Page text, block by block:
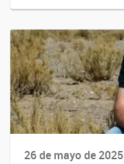
26 de mayo de 2025